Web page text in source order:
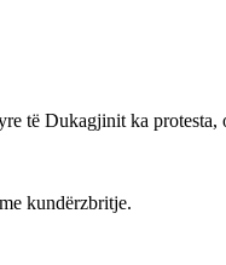
të Dukagjinit ka
kundërzbritje.